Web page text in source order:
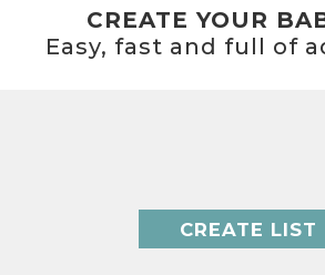
CREATE YOUR
Easy, fast and full of
CREATE LIST